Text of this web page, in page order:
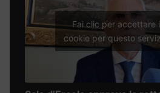
Fai clic per accettare i
cookie per questo